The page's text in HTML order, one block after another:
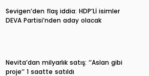
Sevigen’den flaş iddia: HDP’Lİ isimler
DEVA Partisi’nden aday olacak
Nevita’dan milyarlık satış: ‘’Aslan gibi
proje’’ 1 saatte satıldı